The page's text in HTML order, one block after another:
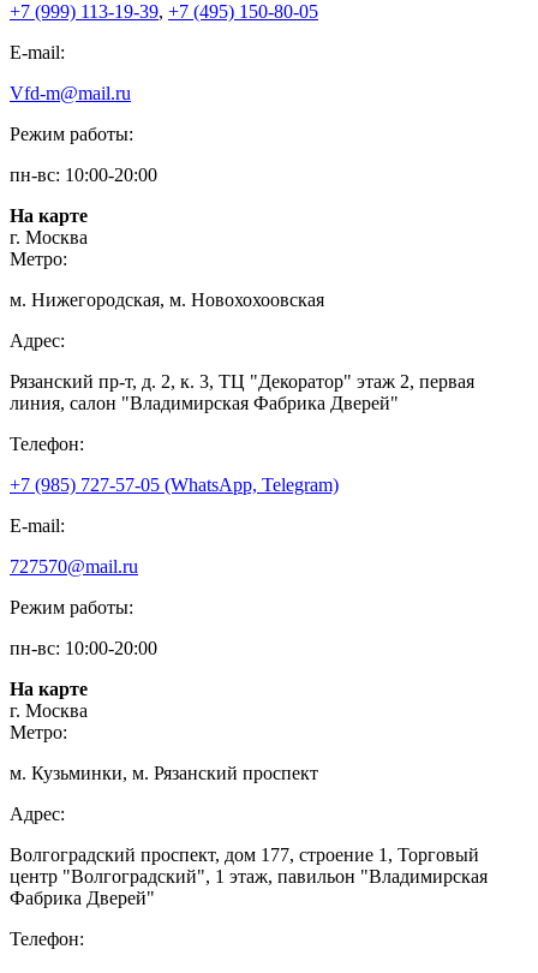
+7 (999) 113-19-39, +7 (495) 150-80-05
E-mail:
Vfd-m@mail.ru
Режим работы:
пн-вс: 10:00-20:00
На карте
г. Москва
Метро:
м. Нижегородская, м. Новохохоовская
Адрес:
Рязанский пр-т, д. 2, к. 3, ТЦ "Декоратор" этаж 2, первая
линия, салон "Владимирская Фабрика Дверей"
Телефон:
+7 (985) 727-57-05 (WhatsApp, Telegram)
E-mail:
727570@mail.ru
Режим работы:
пн-вс: 10:00-20:00
На карте
г. Москва
Метро:
м. Кузьминки, м. Рязанский проспект
Адрес:
Волгоградский проспект, дом 177, строение 1, Торговый
центр "Волгоградский", 1 этаж, павильон "Владимирская
Фабрика Дверей"
Телефон: